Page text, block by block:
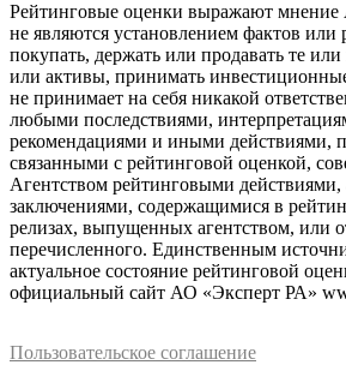
Рейтинговые оценки выражают
не являются установлением фактов или
покупать, держать или продавать те
или активы, принимать
не принимает на себя никакой
любыми последствиями,
рекомендациями и иными действиями,
связанными с рейтинговой оценкой,
Агентством рейтинговыми
заключениями, содержащимися в
релизах, выпущенных агентством, или
перечисленного. Единственным
актуальное состояние рейтинговой
официальный сайт АО «Эксперт РА»
Пользовательское соглашение